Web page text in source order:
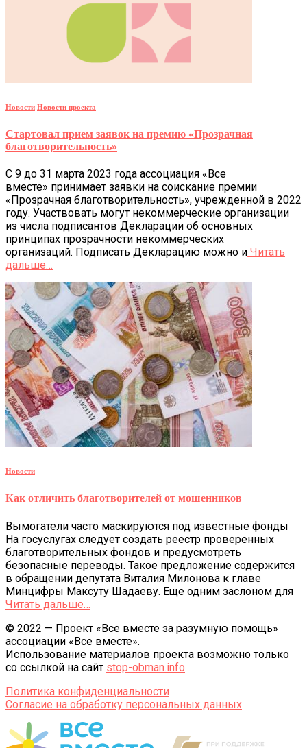
Новости Новости проекта
Стартовал прием заявок на премию «Прозрачная
благотворительность»
С 9 до 31 марта 2023 года ассоциация «Все
вместе» принимает заявки на соискание премии
«Прозрачная благотворительность», учрежденной в 2022
году. Участвовать могут некоммерческие организации
из числа подписантов Декларации об основных
принципах прозрачности некоммерческих
организаций. Подписать Декларацию можно и Читать
дальше…
Новости
Как отличить благотворителей от мошенников
Вымогатели часто маскируются под известные фонды
На госуслугах следует создать реестр проверенных
благотворительных фондов и предусмотреть
безопасные переводы. Такое предложение содержится
в обращении депутата Виталия Милонова к главе
Минцифры Максуту Шадаеву. Еще одним заслоном для
Читать дальше…
© 2022 — Проект «Все вместе за разумную помощь»
ассоциации «Все вместе».
Использование материалов проекта возможно только
со ссылкой на сайт stop-obman.info
Политика конфиденциальности
Согласие на обработку персональных данных